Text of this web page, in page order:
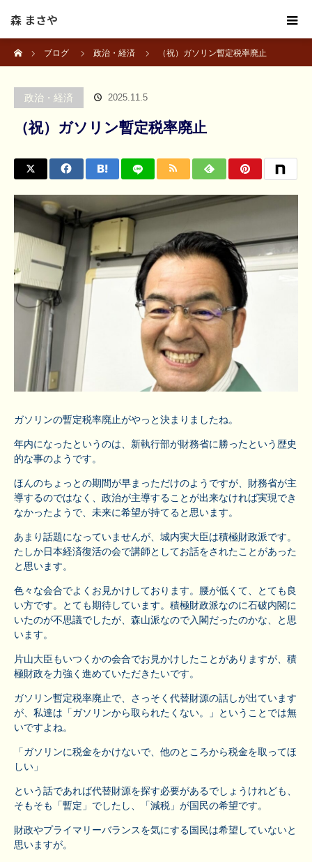
森 まさや
ブログ
政治・経済 （祝）ガソリン暫定税率廃止
政治・経済 2025.11.5
（祝）ガソリン暫定税率廃止
ガソリンの暫定税率廃止がやっと決まりましたね。
年内になったというのは、新執行部が財務省に勝ったという歴史
的な事のようです。
ほんのちょっとの期間が早まっただけのようですが、財務省が主
導するのではなく、政治が主導することが出来なければ実現でき
なかったようで、未来に希望が持てると思います。
あまり話題になっていませんが、城内実大臣は積極財政派です。
たしか日本経済復活の会で講師としてお話をされたことがあった
と思います。
色々な会合でよくお見かけしております。腰が低くて、とても良
い方です。とても期待しています。積極財政派なのに石破内閣に
いたのが不思議でしたが、森山派なので入閣だったのかな、と思
います。
片山大臣もいつくかの会合でお見かけしたことがありますが、積
極財政を力強く進めていただきたいです。
ガソリン暫定税率廃止で、さっそく代替財源の話しが出ています
が、私達は「ガソリンから取られたくない。」ということでは無
いですよね。
「ガソリンに税金をかけないで、他のところから税金を取ってほ
しい」
という話であれば代替財源を探す必要があるでしょうけれども、
そもそも「暫定」でしたし、「減税」が国民の希望です。
財政やプライマリーバランスを気にする国民は希望していないと
思いますが。